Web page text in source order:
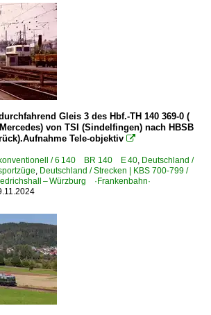
Gleis 3 des Hbf.-TH 140 369-0 (
von TSI (Sindelfingen) nach HBSB
Tele-objektiv 
konventionell / 6 140 BR 140 E 40, Deutschland /
, Deutschland / Strecken | KBS 700-799 /
– Würzburg ·Frankenbahn·